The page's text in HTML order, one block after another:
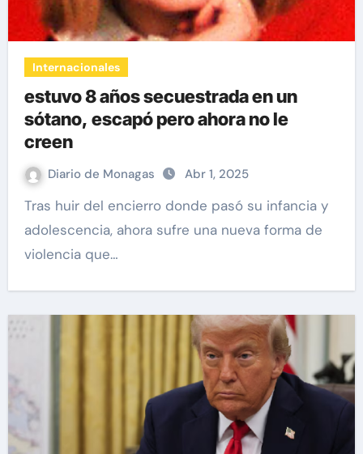
Internacionales
estuvo 8 años secuestrada en un
sótano, escapó pero ahora no le
creen
Diario de Monagas Abr 1, 2025
Tras huir del encierro donde pasó su infancia y
adolescencia, ahora sufre una nueva forma de
violencia que…